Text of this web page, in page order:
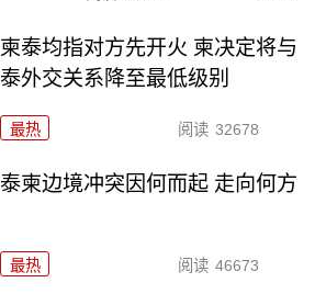
柬泰均指对方先开火 柬决定将与
泰外交关系降至最低级别
最热 阅读 32678
泰柬边境冲突因何而起 走向何方
最热 阅读 46673